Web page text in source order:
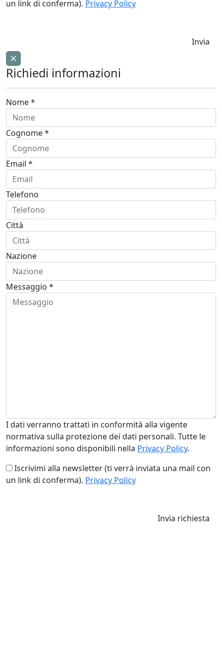
un link di conferma). Privacy Policy
Invia
Richiedi informazioni
Nome *
Cognome *
Email *
Telefono
Città
Nazione
Messaggio *
I dati verranno trattati in conformità alla vigente
normativa sulla protezione dei dati personali. Tutte le
informazioni sono disponibili nella Privacy Policy.
Iscrivimi alla newsletter (ti verrà inviata una mail con
un link di conferma). Privacy Policy
Invia richiesta